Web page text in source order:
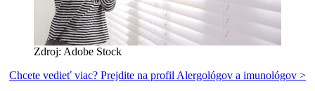
Zdroj: Adobe Stock
Chcete vedieť viac? Prejdite na profil Alergológov a imunológov >